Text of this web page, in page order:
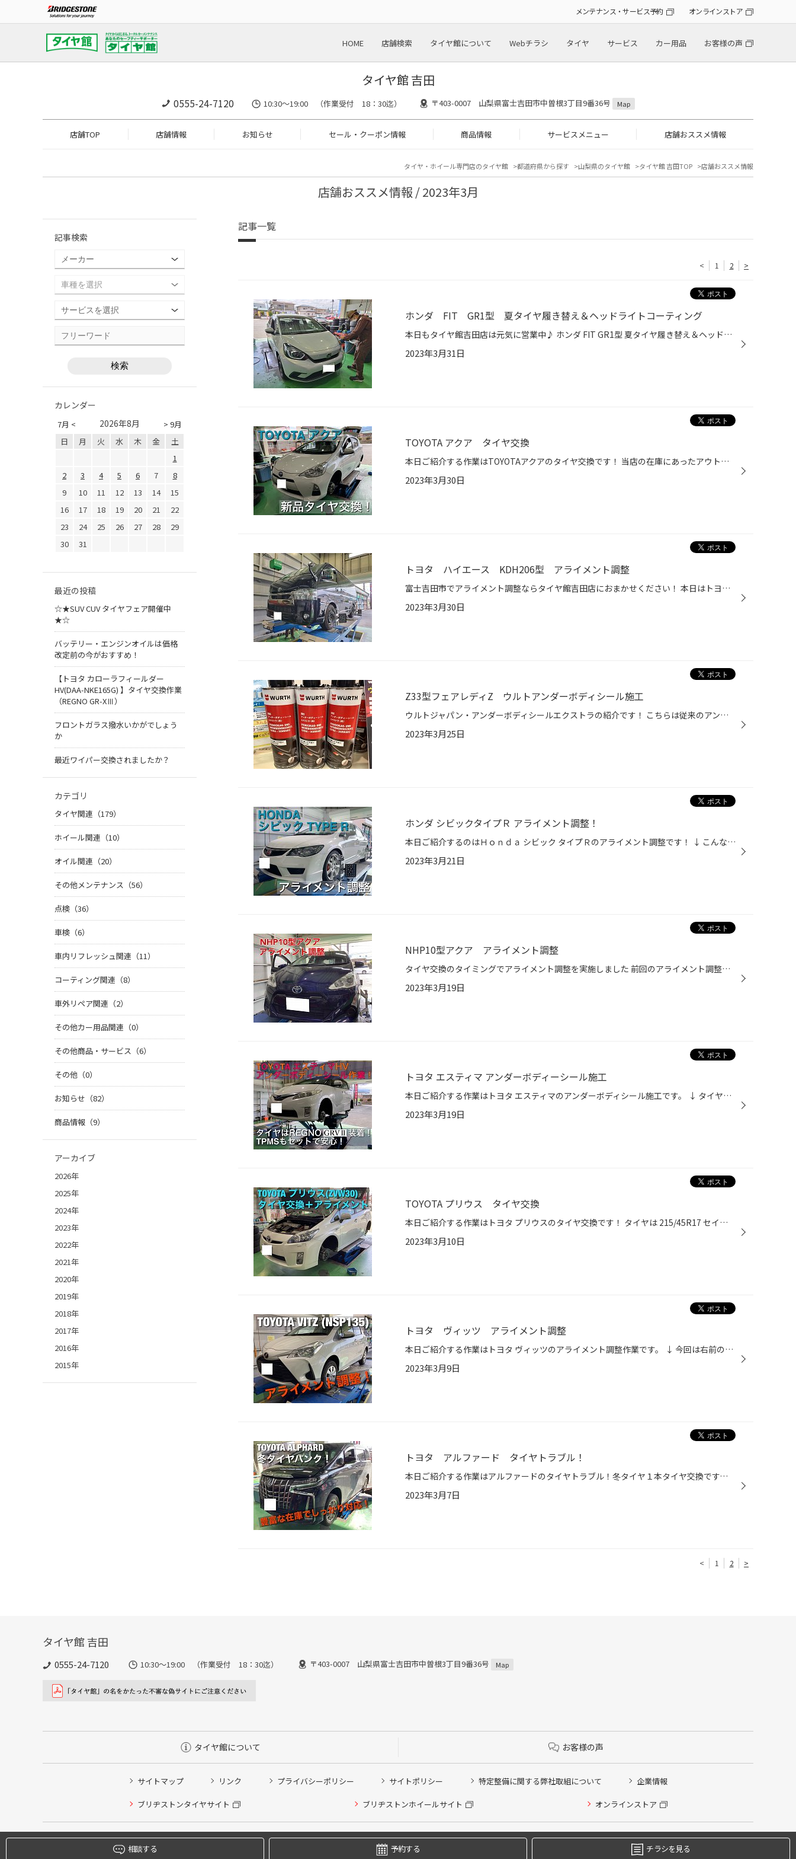
メンテナンス・サービス予約 オンラインストア
HOME 店舗検索 タイヤ館について Webチラシ タイヤ サービス カー用品 お客様の声
タイヤ館 吉田
0555-24-7120 10:30～19:00 （作業受付 18：30迄） 〒403-0007 山梨県富士吉田市中曽根3丁目9番36号 Map
店舗TOP 店舗情報 お知らせ セール・クーポン情報 商品情報 サービスメニュー 店舗おススメ情報
タイヤ・ホイール専門店のタイヤ館 都道府県から探す 山梨県のタイヤ館 タイヤ館 吉田TOP 店舗おススメ情報
店舗おススメ情報 / 2023年3月
記事一覧
< 1 2 >
ホンダ FIT GR1型 夏タイヤ履き替え＆ヘッドライトコーティング
本日もタイヤ館吉田店は元気に営業中♪ ホンダ FIT GR1型 夏タイヤ履き替え＆ヘッドライトコーティング作業の紹介です。 今回は夏タイヤへの履き替えとメンテナンスがセットになったメンテナンスパックを利用しての交換です。 専用の研磨剤とポリッシャーで磨いていきます。 作業はタイヤ交換とあわ...
2023年3月31日
TOYOTA アクア タイヤ交換
本日ご紹介する作業はTOYOTAアクアのタイヤ交換です！ 当店の在庫にあったアウトレット品を取り付けです！ この時期のタイヤ交換は早くてスムーズです！ アウトレット商品はまだまだ在庫がございます！ ぜひお立ち寄りください！ 本日もたくさんのご来店ありがとうございました！
2023年3月30日
トヨタ ハイエース KDH206型 アライメント調整
富士吉田市でアライメント調整ならタイヤ館吉田店におまかせください！ 本日はトヨタ ハイエース KDH206型の作業を行いましたので紹介致します。 まずはタイヤの空気圧調整を行ったあとセンサーを取り付けていきます。 200系ハイエースはフロント6か所の調整があります。 作業は1時間ほどで終了♪ 今...
2023年3月30日
Z33型フェアレディZ ウルトアンダーボディシール施工
ウルトジャパン・アンダーボディシールエクストラの紹介です！ こちらは従来のアンダーコートとは異なる厚膜の防錆材で、飛び石などからも守ってくれます。 硬化しても足回りの動きに対応するコーティング剤ということで、マフラーを除く全体に施工可能です！ （マフラーには専用のコーティング剤を...
2023年3月25日
ホンダ シビックタイプＲ アライメント調整！
本日ご紹介するのはＨｏｎｄａ シビック タイプＲのアライメント調整です！ ↓ こんなに良い状態のＦＤ２シビックはなかなか見れませんね！歩行者も写真を撮っておりました。 ↓ 下回りもとても綺麗です。アライメントの調整カ所は4カ所あり、フロントのトウとリアのトウです。 だんだんと夏タイヤへ...
2023年3月21日
NHP10型アクア アライメント調整
タイヤ交換のタイミングでアライメント調整を実施しました 前回のアライメント調整から4年が経過していたため、タイヤお買い上げ時にアライメント測定を行いました。 4年間の間で路面のギャップや経年によるサスペンションパーツのなじみでズレが発生していました。 今回改めて調整したので、また万...
2023年3月19日
トヨタ エスティマ アンダーボディーシール施工
本日ご紹介する作業はトヨタ エスティマのアンダーボディシール施工です。 ↓ タイヤハウス内も防錆するので、タイヤを外して施工していきます。 ↓ この防錆剤はマフラーには対応していないので、しっかり保護しておきます。 ↓保護が終わったら防錆施工スタート！厚塗りにならないよう、慎重に塗布し...
2023年3月19日
TOYOTA プリウス タイヤ交換
本日ご紹介する作業はトヨタ プリウスのタイヤ交換です！ タイヤは 215/45R17 セイバーリングを装着します。 ↓ タイヤ交換が終わったらアライメント調整作業です。 ↓ お客様ご自身がヘッドライトの曇りを気にされていたので追加でヘッドライトクリーングを行いました。 気温がだいぶ暖かくなり、夏...
2023年3月10日
トヨタ ヴィッツ アライメント調整
本日ご紹介する作業はトヨタ ヴィッツのアライメント調整作業です。 ↓ 今回は右前の足回りパーツを交換したという事でのアライメント調整です。 ↓ こちらが測定データ。このデータからわかるのは右前のタイヤが進行方向に対して右に傾いている事です。 ↓ こちらがアライメントの軸を調整するポイン...
2023年3月9日
トヨタ アルファード タイヤトラブル！
本日ご紹介する作業はアルファードのタイヤトラブル！冬タイヤ１本タイヤ交換です。 ↓ パンクしたタイヤには釘が刺さっており、ペシャンコの状態で走ってしまったのか修復不可能な状態でした。 ↓ 新しく225/60R18 VRX2を装着しました！ ↓ 装着して作業終了です！ 当店は豊富な在庫で幅広いタイヤ交...
2023年3月7日
< 1 2 >
記事検索
カレンダー
7月 < > 9月
2026年8月
日 月 火 水 木 金
土
1
2
3 4 5 6 7
8
9
10 11 12 13 14
15
16
17 18 19 20 21
22
23
24 25 26 27 28
29
30
31
最近の投稿
☆★SUV CUV タイヤフェア開催中
★☆
バッテリー・エンジンオイルは価格
改定前の今がおすすめ！
【トヨタ カローラフィールダー
HV(DAA-NKE165G) 】タイヤ交換作業
（REGNO GR-XⅢ）
フロントガラス撥水いかがでしょう
か
最近ワイパー交換されましたか？
カテゴリ
タイヤ関連（179）
ホイール関連（10）
オイル関連（20）
その他メンテナンス（56）
点検（36）
車検（6）
車内リフレッシュ関連（11）
コーティング関連（8）
車外リペア関連（2）
その他カー用品関連（0）
その他商品・サービス（6）
その他（0）
お知らせ（82）
商品情報（9）
アーカイブ
2026年
2025年
2024年
2023年
2022年
2021年
2020年
2019年
2018年
2017年
2016年
2015年
タイヤ館 吉田
0555-24-7120 10:30～19:00 （作業受付 18：30迄） 〒403-0007 山梨県富士吉田市中曽根3丁目9番36号 Map
タイヤ館について お客様の声
サイトマップ リンク プライバシーポリシー サイトポリシー 特定整備に関する弊社取組について 企業情報
ブリヂストンタイヤサイト ブリヂストンホイールサイト オンラインストア
Copyright © 2024 Bridgestone Retail Co.,Ltd. All rights Reserved.
相談する 予約する チラシを見る
タイヤ点検・安全点検/タイヤ履き替え/オイル交換/その他ピット作業の予約
クローク契約会員専用タイヤ履き替え※タイヤ履き替えを希望のクローク契約会員の方はこちらを選択ください
本日のタイヤ履き替え順番待ち予約 ※クローク契約会員の方はご利用いただけません